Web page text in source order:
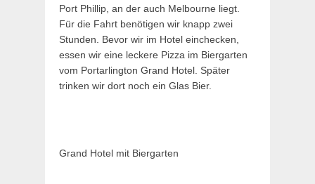
Port Phillip, an der auch Melbourne liegt.
Für die Fahrt benötigen wir knapp zwei
Stunden. Bevor wir im Hotel einchecken,
essen wir eine leckere Pizza im Biergarten
vom Portarlington Grand Hotel. Später
trinken wir dort noch ein Glas Bier.
Grand Hotel mit Biergarten